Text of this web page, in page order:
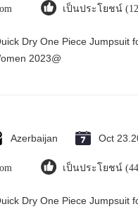
เป็นประโยชน์
Dry One Piece Jumpsuit
2023@
Azerbaijan Oct
เป็นประโยชน์
Dry One Piece Jumpsuit